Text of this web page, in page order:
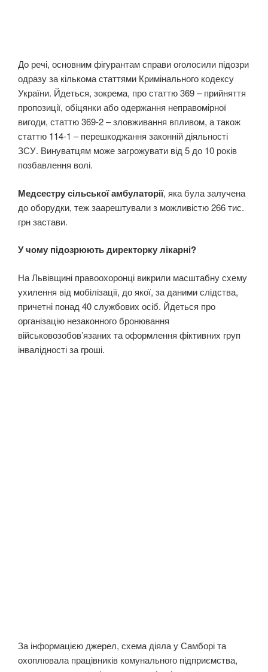
До речі, основним фігурантам справи оголосили підозри
одразу за кількома статтями Кримінального кодексу
України. Йдеться, зокрема, про статтю 369 – прийняття
пропозиції, обіцянки або одержання неправомірної
вигоди, статтю 369-2 – зловживання впливом, а також
статтю 114-1 – перешкоджання законній діяльності
ЗСУ. Винуватцям може загрожувати від 5 до 10 років
позбавлення волі.
Медсестру сільської амбулаторії, яка була залучена
до оборудки, теж заарештували з можливістю 266 тис.
грн застави.
У чому підозрюють директорку лікарні?
На Львівщині правоохоронці викрили масштабну схему
ухилення від мобілізації, до якої, за даними слідства,
причетні понад 40 службових осіб. Йдеться про
організацію незаконного бронювання
військовозобов’язаних та оформлення фіктивних груп
інвалідності за гроші.
За інформацією джерел, схема діяла у Самборі та
охоплювала працівників комунального підприємства,